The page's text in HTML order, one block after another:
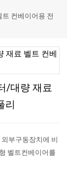
컨베이어용 전
/대량 재료
리
부구동장치에 비
벨트컨베이어를